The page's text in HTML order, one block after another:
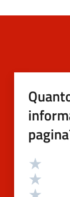
Valutazione